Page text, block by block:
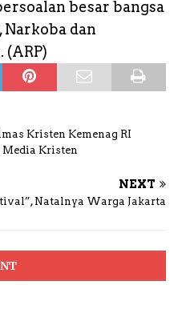
besar bangsa
dan
Kristen Kemenag RI
Media Kristen
NEXT
Natalnya Warga Jakarta